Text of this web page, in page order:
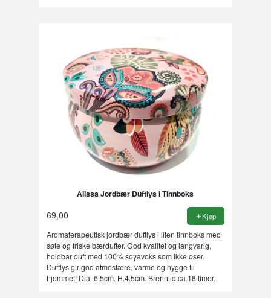
Alissa Jordbær Duftlys i Tinnboks
69,00 Kjøp
Aromaterapeutisk jordbær duftlys i liten tinnboks med
søte og friske bærdufter. God kvalitet og langvarig,
holdbar duft med 100% soyavoks som ikke oser.
Duftlys gir god atmosfære, varme og hygge til
hjemmet! Dia. 6.5cm. H.4.5cm. Brenntid ca.18 timer.